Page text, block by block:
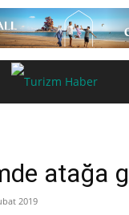
atağa
2019